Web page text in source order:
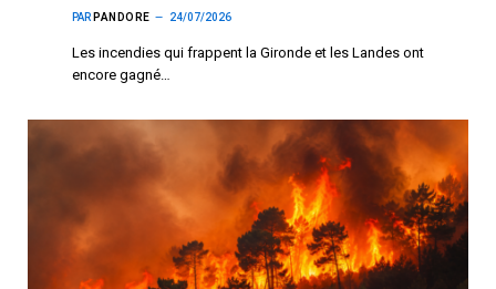
PAR PANDORE 24/07/2026
Les incendies qui frappent la Gironde et les Landes ont
encore gagné…